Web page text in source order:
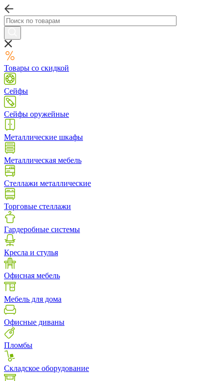
Товары со скидкой
Сейфы
Сейфы оружейные
Металлические шкафы
Металлическая мебель
Стеллажи металлические
Торговые стеллажи
Гардеробные системы
Кресла и стулья
Офисная мебель
Мебель для дома
Офисные диваны
Пломбы
Складское оборудование